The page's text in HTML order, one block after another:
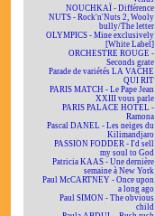
NOUCHKAÏ - Différence
NUTS - Rock'n'Nuts 2, Wooly
bully/The letter
OLYMPICS - Mine exclusively
[White Label]
ORCHESTRE ROUGE -
Seconds grate
Parade de variétés LA VACHE
QUI RIT
PARIS MATCH - Le Pape Jean
XXIII vous parle
PARIS PALACE HOTEL -
Ramona
Pascal DANEL - Les neiges du
Kilimandjaro
PASSION FODDER - I'd sell
my soul to God
Patricia KAAS - Une dernière
semaine à New York
Paul McCARTNEY - Once upon
a long ago
Paul SIMON - The obvious
child